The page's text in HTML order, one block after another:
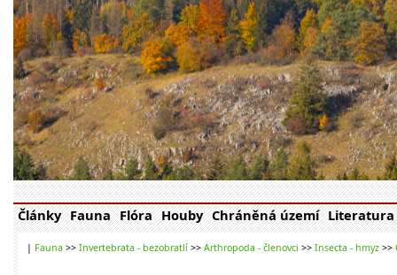
Články Fauna Flóra Houby Chráněná území Literatura
| Fauna >> Invertebrata - bezobratlí >> Arthropoda - členovci >> Insecta - hmyz >>